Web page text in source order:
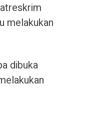
melakukan
dibuka